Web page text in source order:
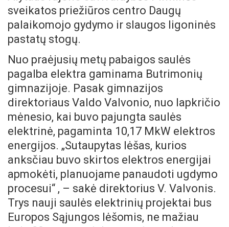
sveikatos priežiūros centro Daugų
palaikomojo gydymo ir slaugos ligoninės
pastatų stogų.
Nuo praėjusių metų pabaigos saulės
pagalba elektra gaminama Butrimonių
gimnazijoje. Pasak gimnazijos
direktoriaus Valdo Valvonio, nuo lapkričio
mėnesio, kai buvo pajungta saulės
elektrinė, pagaminta 10,17 MkW elektros
energijos. „Sutaupytas lėšas, kurios
anksčiau buvo skirtos elektros energijai
apmokėti, planuojame panaudoti ugdymo
procesui“ , – sakė direktorius V. Valvonis.
Trys nauji saulės elektrinių projektai bus
Europos Sąjungos lėšomis, ne mažiau